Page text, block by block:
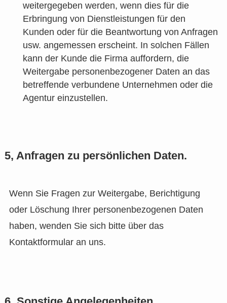
weitergegeben werden, wenn dies für die
Erbringung von Dienstleistungen für den
Kunden oder für die Beantwortung von Anfragen
usw. angemessen erscheint. In solchen Fällen
kann der Kunde die Firma auffordern, die
Weitergabe personenbezogener Daten an das
betreffende verbundene Unternehmen oder die
Agentur einzustellen.
5, Anfragen zu persönlichen Daten.
Wenn Sie Fragen zur Weitergabe, Berichtigung
oder Löschung Ihrer personenbezogenen Daten
haben, wenden Sie sich bitte über das
Kontaktformular an uns.